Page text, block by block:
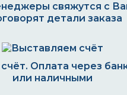
свяжутся с
детали заказа
Оплата через
или наличными